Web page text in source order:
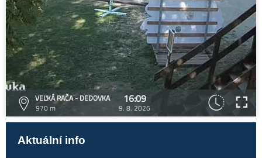
VEĽKÁ RAČA - DEDOVKA
970 m
16:09
9. 8. 2026
Aktuální info